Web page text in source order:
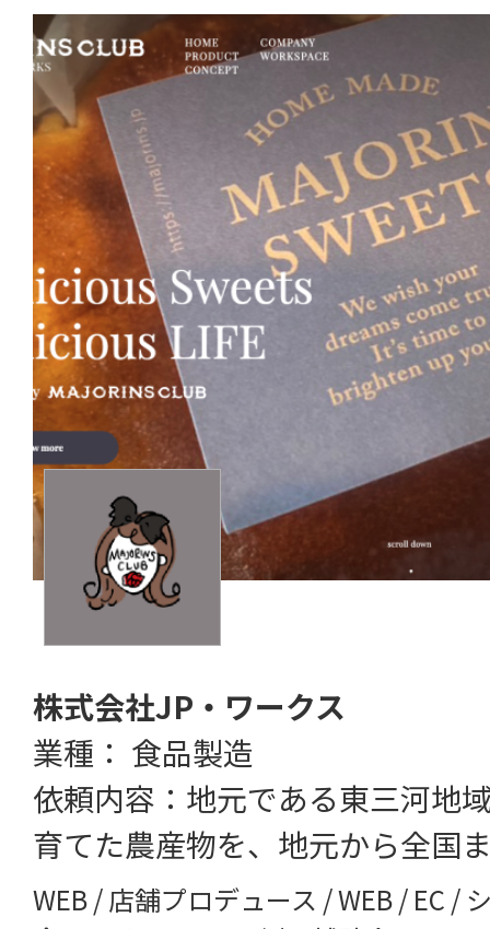
株式会社JP・ワークス
業種： 食品製造
依頼内容：地元である東三河地
育てた農産物を、地元から全国
WEB / 店舗プロデュース /WEB / EC /